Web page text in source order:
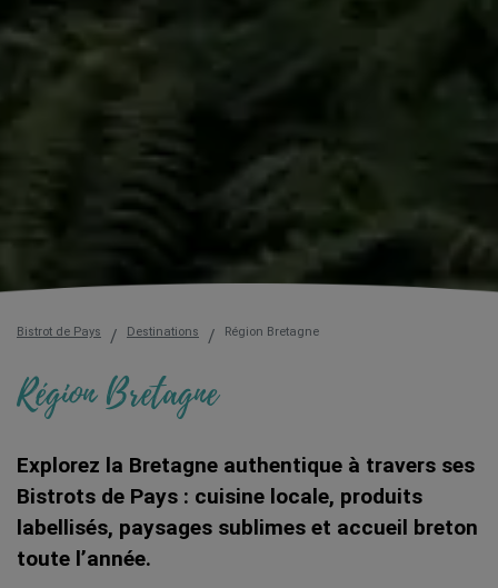
Bistrot de Pays Destinations Région Bretagne
Région Bretagne
Explorez la Bretagne authentique à travers ses
Bistrots de Pays : cuisine locale, produits
labellisés, paysages sublimes et accueil breton
toute l’année.